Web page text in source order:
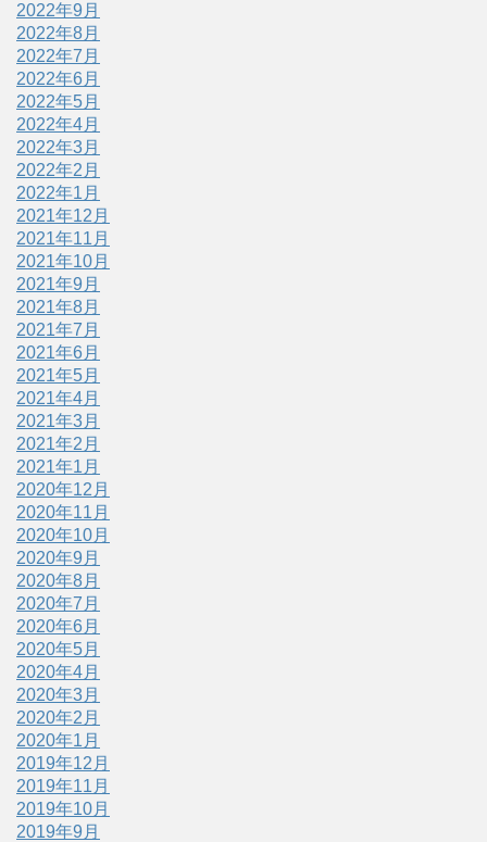
2022年9月
2022年8月
2022年7月
2022年6月
2022年5月
2022年4月
2022年3月
2022年2月
2022年1月
2021年12月
2021年11月
2021年10月
2021年9月
2021年8月
2021年7月
2021年6月
2021年5月
2021年4月
2021年3月
2021年2月
2021年1月
2020年12月
2020年11月
2020年10月
2020年9月
2020年8月
2020年7月
2020年6月
2020年5月
2020年4月
2020年3月
2020年2月
2020年1月
2019年12月
2019年11月
2019年10月
2019年9月